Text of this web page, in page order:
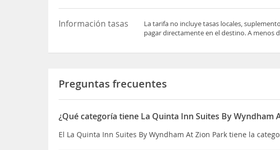
Información tasas
La tarifa no incluye tasas locales,
pagar directamente en el destino. A menos
Preguntas frecuentes
¿Qué categoría tiene La Quinta Inn Suites By Wyndham
El La Quinta Inn Suites By Wyndham At Zion Park tiene la